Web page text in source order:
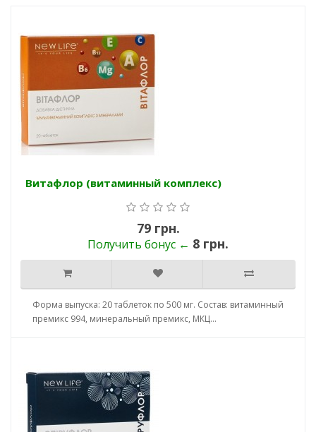
Витафлор (витаминный комплекс)
79 грн.
Получить бонус ← 8 грн.
Форма выпуска: 20 таблеток по 500 мг. Состав: витаминный
премикс 994, минеральный премикс, МКЦ...